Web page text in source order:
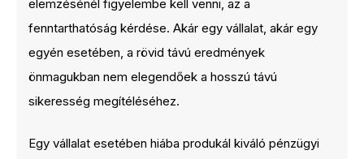
elemzésénél figyelembe kell venni, az a
fenntarthatóság kérdése. Akár egy vállalat, akár egy
egyén esetében, a rövid távú eredmények
önmagukban nem elegendőek a hosszú távú
sikeresség megítéléséhez.
Egy vállalat esetében hiába produkál kiváló pénzügyi